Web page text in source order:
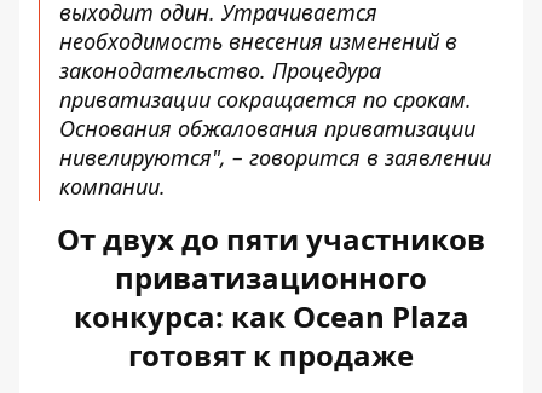
выходит один. Утрачивается
необходимость внесения изменений в
законодательство. Процедура
приватизации сокращается по срокам.
Основания обжалования приватизации
нивелируются", – говорится в заявлении
компании.
От двух до пяти участников
приватизационного
конкурса: как Ocean Plaza
готовят к продаже